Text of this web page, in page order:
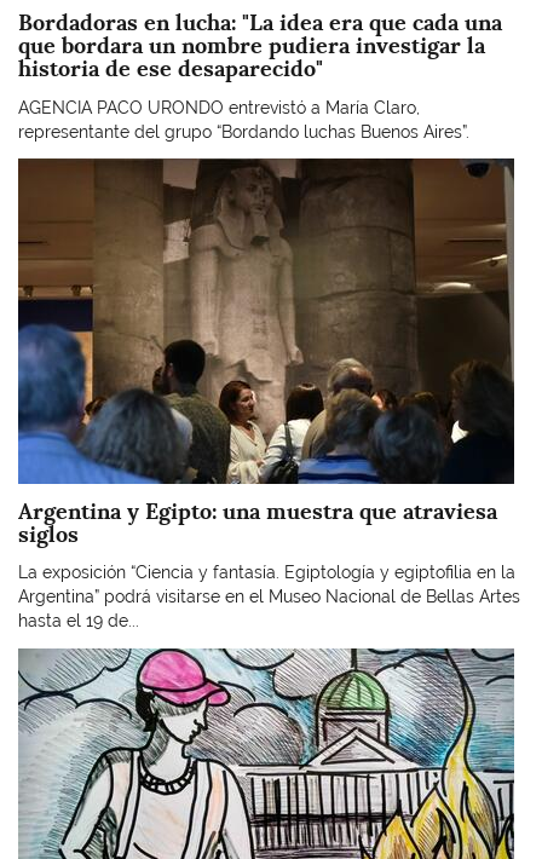
Bordadoras en lucha: "La idea era que cada una
que bordara un nombre pudiera investigar la
historia de ese desaparecido"
AGENCIA PACO URONDO entrevistó a María Claro,
representante del grupo “Bordando luchas Buenos Aires”.
Argentina y Egipto: una muestra que atraviesa
siglos
La exposición “Ciencia y fantasía. Egiptología y egiptofilia en la
Argentina” podrá visitarse en el Museo Nacional de Bellas Artes
hasta el 19 de...
Imagen